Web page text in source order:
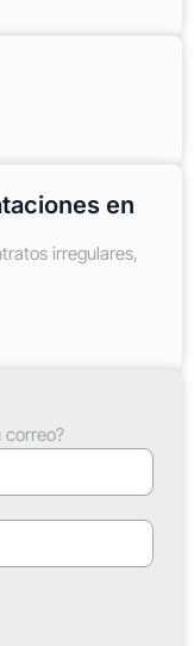
en
irregulares,
correo?